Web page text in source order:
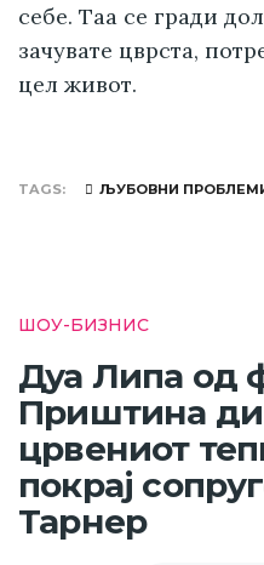
себе. Таа се гради
зачувате цврста,
цел живот.
TAGS ЉУБОВНИ
ШОУ-БИЗНИС
Дуа Липа од
Приштина
црвениот
покрај
Тарнер